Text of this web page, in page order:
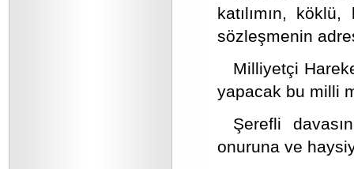
katılımın,
sözleşmenin
Milliyetçi
yapacak bu milli
Şerefli
onuruna ve